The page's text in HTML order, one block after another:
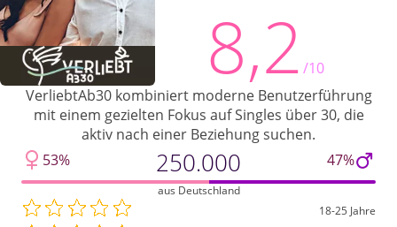
8,2 /10
VerliebtAb30 kombiniert moderne Benutzerführung
mit einem gezielten Fokus auf Singles über 30, die
aktiv nach einer Beziehung suchen.
53%
250.000 47%
aus Deutschland
18-25 Jahre